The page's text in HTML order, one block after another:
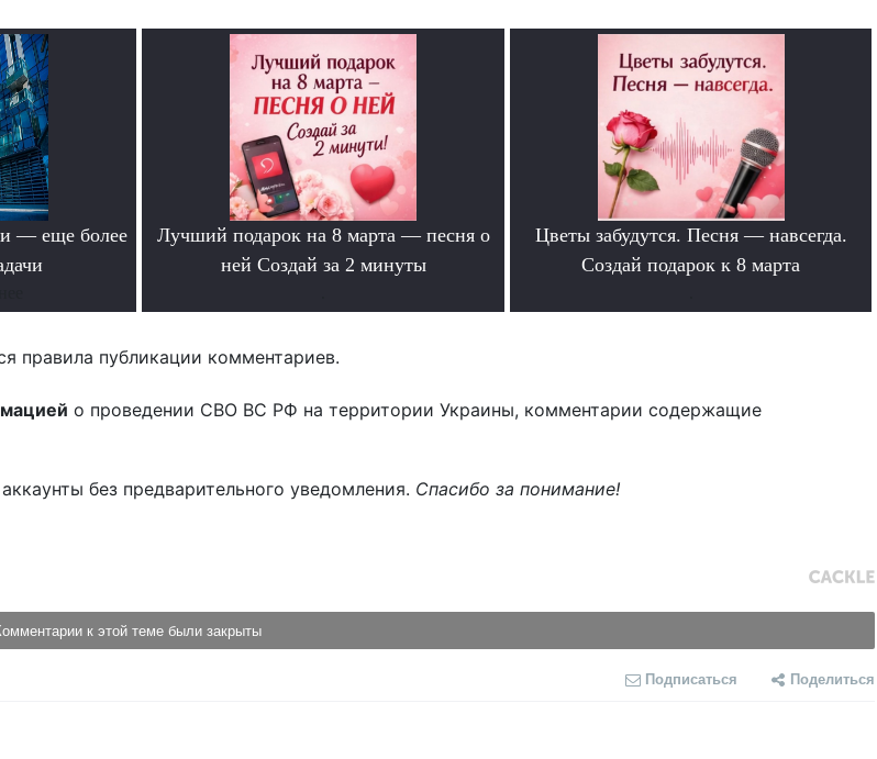
— еще более
Лучший подарок на 8 марта — песня о
ней Создай за 2 минуты
Цветы забудутся. Песня — навсегда.
Создай подарок к 8 марта
правила публикации комментариев.
о проведении СВО ВС РФ на территории Украины, комментарии содержащие
без предварительного уведомления. Спасибо за понимание!
к этой теме были закрыты
Подписаться Поделиться